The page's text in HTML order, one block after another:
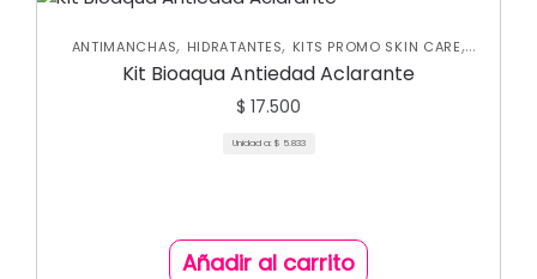
ANTIMANCHAS, HIDRATANTES, KITS PROMO SKIN CARE,
SKIN CARE FACIAL
Kit Bioaqua Antiedad Aclarante
$ 17.500
Unidad a: $ 5.833
Añadir al carrito